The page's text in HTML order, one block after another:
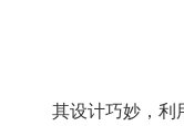
其设计巧妙，利